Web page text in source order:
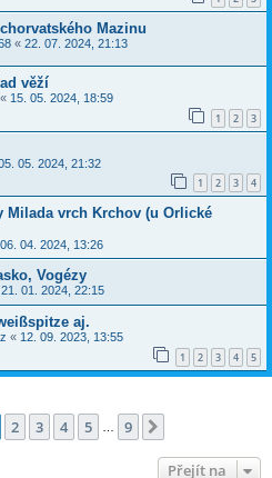
Mazinu
« 22. 07. 2024, 21:13
věží
« 15. 05. 2024, 18:59
1 2 3
05. 2024, 21:32
1 2 3 4
Milada vrch Krchov (u Orlické
06. 04. 2024, 13:26
Vogézy
21. 01. 2024, 22:15
aj.
« 12. 09. 2023, 13:55
1 2 3 4 5
z
2 3 4 5 9
Přejít na